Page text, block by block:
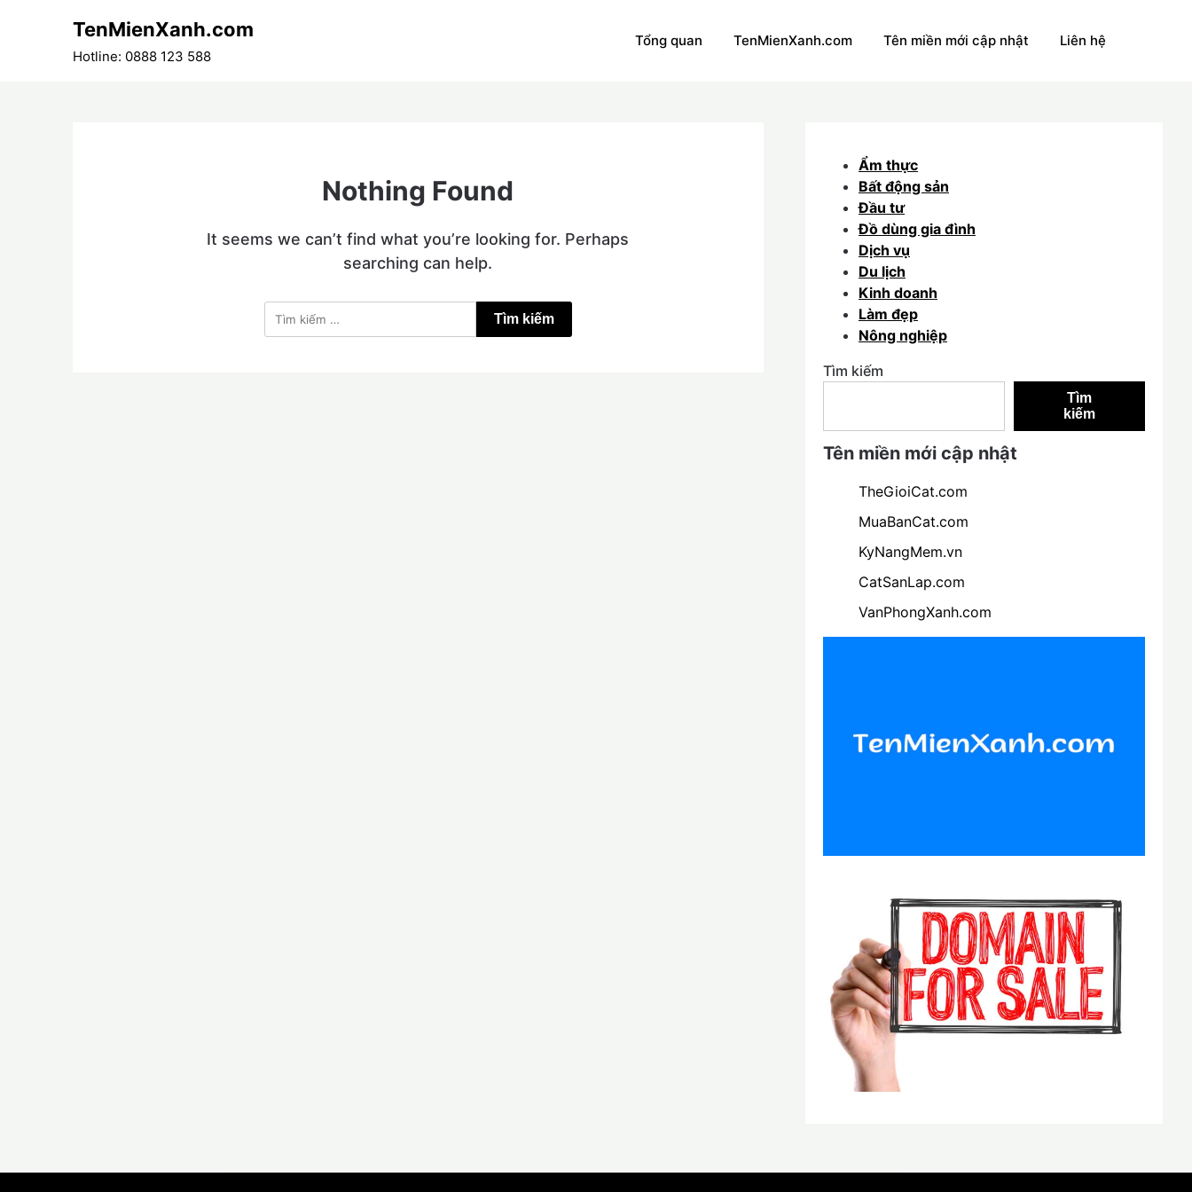
TenMienXanh.com
Hotline: 0888 123 588
Tổng quan TenMienXanh.com Tên miền mới cập nhật Liên hệ
Nothing Found
It seems we can’t find what you’re looking for. Perhaps
searching can help.
Tìm
kiếm
Ẩm thực
Bất động sản
Đầu tư
Đồ dùng gia đình
Dịch vụ
Du lịch
Kinh doanh
Làm đẹp
Nông nghiệp
Tìm kiếm
Tìm
kiếm
Tên miền mới cập nhật
TheGioiCat.com
MuaBanCat.com
KyNangMem.vn
CatSanLap.com
VanPhongXanh.com